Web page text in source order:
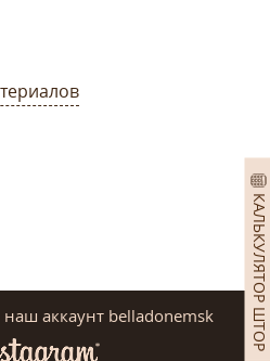
КАЛЬКУЛЯТОР ШТОР
аккаунт belladonemsk